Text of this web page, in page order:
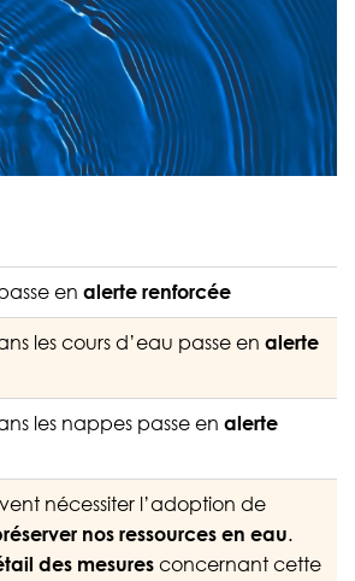
en alerte renforcée
les cours d’eau passe en alerte
les nappes passe en alerte
nécessiter l’adoption de
nos ressources en eau.
des mesuresconcernant cette